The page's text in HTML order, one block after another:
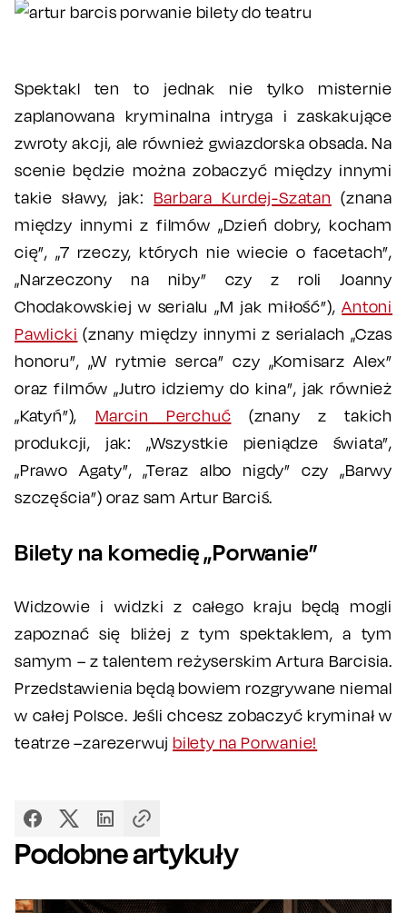
Spektakl ten to jednak nie tylko misternie
zaplanowana kryminalna intryga i zaskakujące
zwroty akcji, ale również gwiazdorska obsada. Na
scenie będzie można zobaczyć między innymi
takie sławy, jak: Barbara Kurdej-Szatan (znana
między innymi z filmów „Dzień dobry, kocham
cię”, „7 rzeczy, których nie wiecie o facetach”,
„Narzeczony na niby” czy z roli Joanny
Chodakowskiej w serialu „M jak miłość”),Antoni
Pawlicki (znany między innymi z serialach „Czas
honoru”, „W rytmie serca” czy „Komisarz Alex”
oraz filmów „Jutro idziemy do kina”, jak również
„Katyń”), Marcin Perchuć (znany z takich
produkcji, jak: „Wszystkie pieniądze świata”,
„Prawo Agaty”, „Teraz albo nigdy” czy „Barwy
szczęścia”) oraz sam Artur Barciś.
Bilety na komedię „Porwanie”
Widzowie i widzki z całego kraju będą mogli
zapoznać się bliżej z tym spektaklem, a tym
samym – z talentem reżyserskim Artura Barcisia.
Przedstawienia będą bowiem rozgrywane niemal
w całej Polsce. Jeśli chcesz zobaczyć kryminał w
teatrze –zarezerwuj bilety na Porwanie!
Podobne artykuły